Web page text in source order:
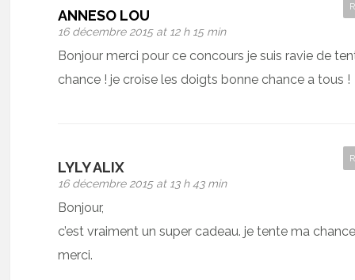
ANNESO LOU
16 décembre 2015 at 12 h 15 min
Bonjour merci pour ce concours je suis ravie de
chance ! je croise les doigts bonne chance a tous !
LYLY ALIX
16 décembre 2015 at 13 h 43 min
Bonjour,
c’est vraiment un super cadeau. je tente ma
merci.